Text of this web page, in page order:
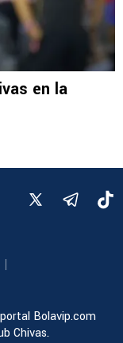
en la
Bolavip.com
Chivas.